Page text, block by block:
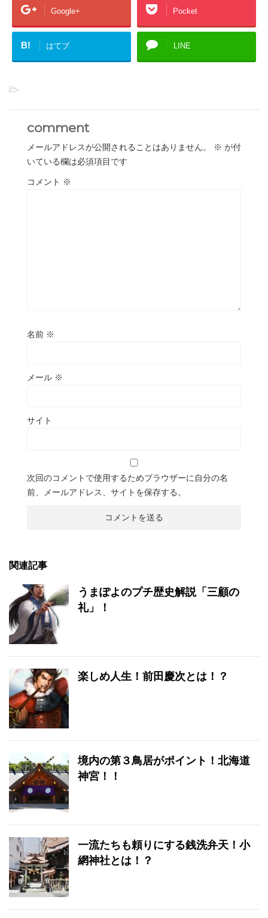
Google+ Pocket
B! はてブ LINE
-
comment
メールアドレスが公開されることはありません。 ※ が付
いている欄は必須項目です
コメント ※
名前 ※
メール ※
サイト
次回のコメントで使用するためブラウザーに自分の名
前、メールアドレス、サイトを保存する。
関連記事
うまぽよのプチ歴史解説「三顧の
礼」！
楽しめ人生！前田慶次とは！？
境内の第３鳥居がポイント！北海道
神宮！！
一流たちも頼りにする銭洗弁天！小
網神社とは！？